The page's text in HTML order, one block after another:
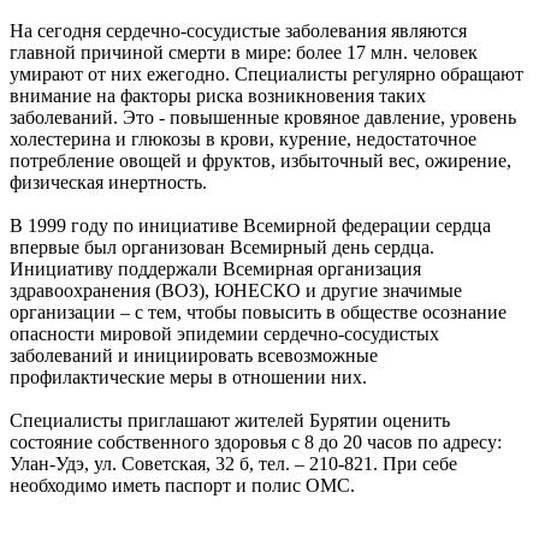
На сегодня сердечно-сосудистые заболевания являются
главной причиной смерти в мире: более 17 млн. человек
умирают от них ежегодно. Специалисты регулярно обращают
внимание на факторы риска возникновения таких
заболеваний. Это - повышенные кровяное давление, уровень
холестерина и глюкозы в крови, курение, недостаточное
потребление овощей и фруктов, избыточный вес, ожирение,
физическая инертность.
В 1999 году по инициативе Всемирной федерации сердца
впервые был организован Всемирный день сердца.
Инициативу поддержали Всемирная организация
здравоохранения (ВОЗ), ЮНЕСКО и другие значимые
организации – с тем, чтобы повысить в обществе осознание
опасности мировой эпидемии сердечно-сосудистых
заболеваний и инициировать всевозможные
профилактические меры в отношении них.
Специалисты приглашают жителей Бурятии оценить
состояние собственного здоровья с 8 до 20 часов по адресу:
Улан-Удэ, ул. Советская, 32 б, тел. – 210-821. При себе
необходимо иметь паспорт и полис ОМС.